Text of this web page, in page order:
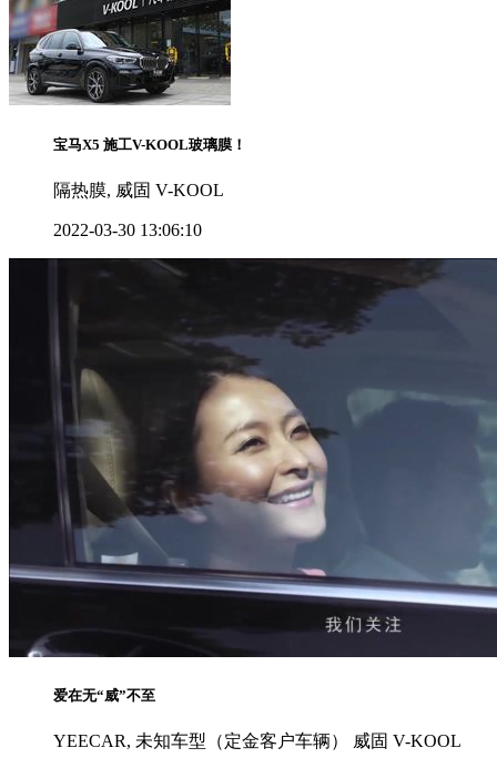
宝马X5 施工V-KOOL玻璃膜！
隔热膜, 威固 V-KOOL
2022-03-30 13:06:10
爱在无“威”不至
YEECAR, 未知车型（定金客户车辆） 威固 V-KOOL